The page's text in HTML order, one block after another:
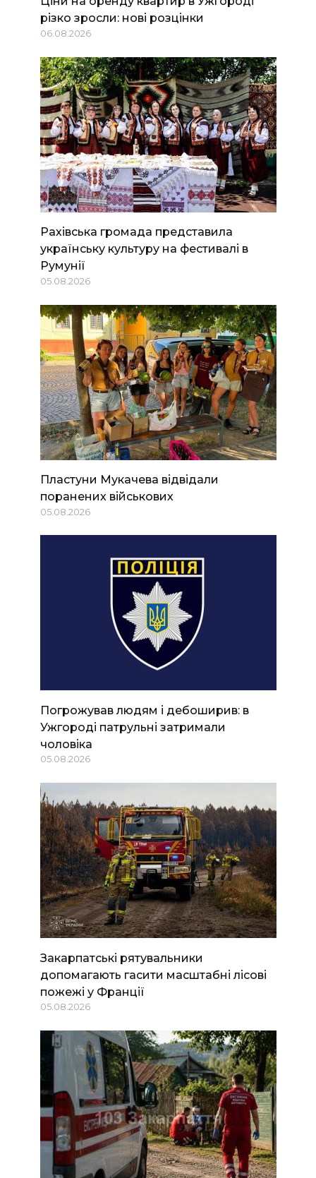
різко зросли: нові розцінки
06.08.2026
Рахівська громада представила
українську культуру на фестивалі в
Румунії
05.08.2026
Пластуни Мукачева відвідали
поранених військових
05.08.2026
Погрожував людям і дебоширив: в
Ужгороді патрульні затримали
чоловіка
05.08.2026
Закарпатські рятувальники
допомагають гасити масштабні лісові
пожежі у Франції
05.08.2026